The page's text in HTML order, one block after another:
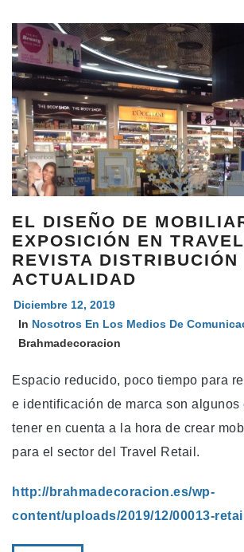
EL DISEÑO DE
EXPOSICIÓN EN
REVISTA DISTRIBUCIÓN
ACTUALIDAD
Diciembre 12, 2019
In Nosotros En Los Medios De
Brahmadecoracion
Espacio reducido, poco tiempo para
e identificación de marca son algunos
tener en cuenta a la hora de crear
para el sector del Travel Retail.
http://brahmadecoracion.es/wp-
content/uploads/2019/12/00013-